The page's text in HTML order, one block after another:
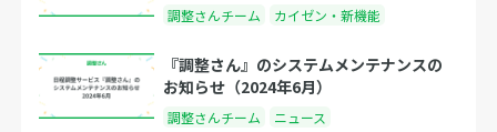
調整さんチーム カイゼン・新機能
『調整さん』のシステムメンテナンスの
お知らせ（2024年6月）
調整さんチーム ニュース